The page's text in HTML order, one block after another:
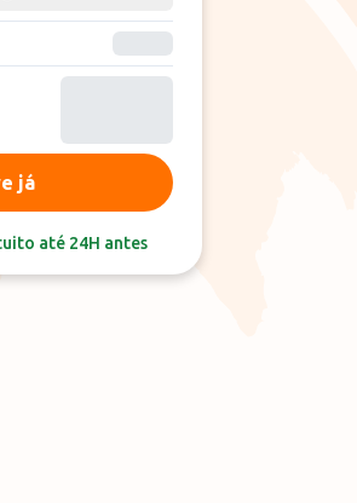
já
até 24H antes